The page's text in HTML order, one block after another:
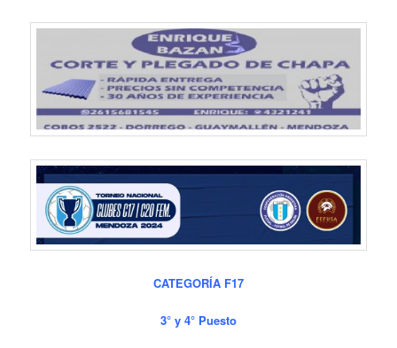
CATEGORÍA F17
3° y 4° Puesto